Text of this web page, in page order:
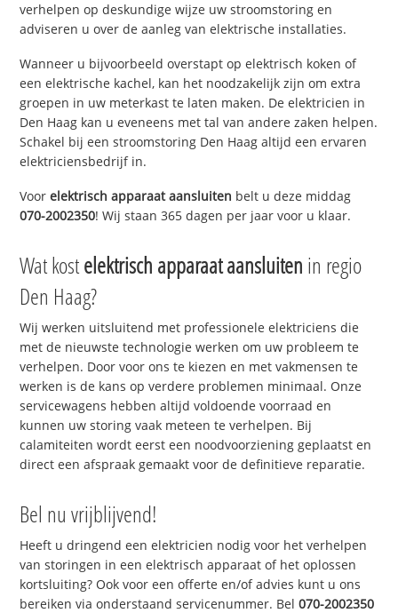
verhelpen op deskundige wijze uw stroomstoring en
adviseren u over de aanleg van elektrische installaties.
Wanneer u bijvoorbeeld overstapt op elektrisch koken of
een elektrische kachel, kan het noodzakelijk zijn om extra
groepen in uw meterkast te laten maken. De elektricien in
Den Haag kan u eveneens met tal van andere zaken helpen.
Schakel bij een stroomstoring Den Haag altijd een ervaren
elektriciensbedrijf in.
Voorelektrisch apparaat aansluiten belt u deze middag
070-2002350! Wij staan 365 dagen per jaar voor u klaar.
Wat kostelektrisch apparaat aansluiten in regio
Den Haag?
Wij werken uitsluitend met professionele elektriciens die
met de nieuwste technologie werken om uw probleem te
verhelpen. Door voor ons te kiezen en met vakmensen te
werken is de kans op verdere problemen minimaal. Onze
servicewagens hebben altijd voldoende voorraad en
kunnen uw storing vaak meteen te verhelpen. Bij
calamiteiten wordt eerst een noodvoorziening geplaatst en
direct een afspraak gemaakt voor de definitieve reparatie.
Bel nu vrijblijvend!
Heeft u dringend een elektricien nodig voor het verhelpen
van storingen in een elektrisch apparaat of het oplossen
kortsluiting? Ook voor een offerte en/of advies kunt u ons
bereiken via onderstaand servicenummer. Bel070-2002350